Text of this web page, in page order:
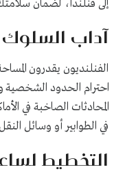
إلى فنلندا، لضمان
آداب السلوك
الفنلنديون يقدرون
احترام الحدود الشخصية
المحادثات الصاخبة في
في الطوابير أو وسائل
التخطيط